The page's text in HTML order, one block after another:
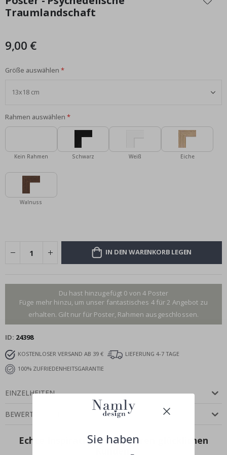
der
Bildgalerie
Traumlandschaft
9,00 €
Größe auswählen
Rahmen auswählen
Kein Rahmen Schwarz Weiß Eiche
Walnuss
IN DEN WARENKORB LEGEN
Du hast hinzugefügt 0 von 4 Poster
Füge mehr hinzu, um unser fantastisches 4 für 2 Angebot zu
erhalten. Gilt nur für Poster, Rahmen ausgeschlossen.
ID 24398
KOSTENLOSER VERSAND AB 39 €
LIEFERUNG 4-7 TAGE
100% ZUFRIEDENHEITSGARANTIE
EINZELHEITEN
BEWERTUNGEN
Echte Inspiration von unseren glücklichen
Sie haben